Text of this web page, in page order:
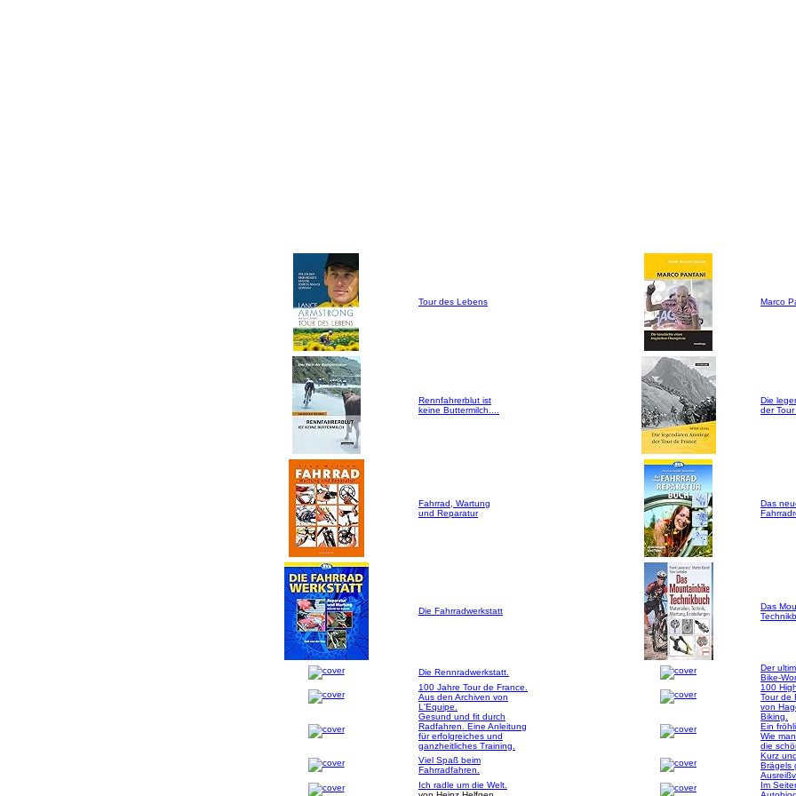
Tour des Lebens Marco
Rennfahrerblut ist
keine Buttermilch....
Die
der
Fahrrad, Wartung
und Reparatur
Das
Die Fahrradwerkstatt
Das
Die Rennradwerkstatt.
Der
Bike-
100 Jahre Tour de France.
Aus den Archiven von
L'Equipe.
100
Tour de
von
Gesund und fit durch
Radfahren. Eine Anleitung
für erfolgreiches und
ganzheitliches Training.
Biking.
Ein
Wie
die
Viel Spaß beim
Fahrradfahren.
Kurz
Brägels
Ich radle um die Welt.
Im